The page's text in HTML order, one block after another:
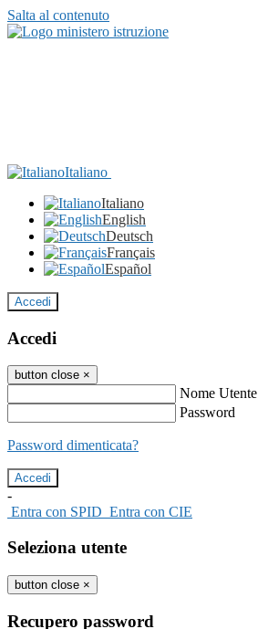
Salta al contenuto
Italiano
Italiano
English
Deutsch
Français
Español
Accedi
Accedi
button close ×
Nome Utente
Password
Password dimenticata?
-
Entra con SPID Entra con CIE
Seleziona utente
button close ×
Recupero password